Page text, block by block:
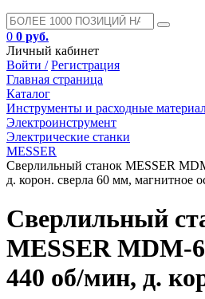
0 0 руб.
Личный кабинет
Войти / Регистрация
Главная страница
Каталог
Инструменты и расходные
Электроинструмент
Электрические станки
MESSER
Сверлильный станок MESSER
д. корон. сверла 60 мм, магнитное
Сверлильный
MESSER MDM-
440 об/мин, д.